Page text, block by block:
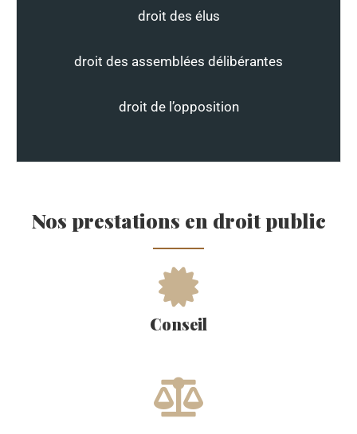
droit des élus
droit des assemblées délibérantes
droit de l’opposition
Nos prestations en droit public
Conseil